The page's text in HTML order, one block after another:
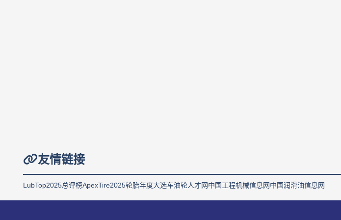
友情链接
LubTop2025总评榜ApexTire2025轮胎年度大选车油轮人才网中国工程机械信息网中国润滑油信息网